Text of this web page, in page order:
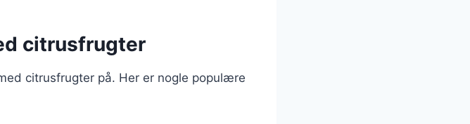
citrusfrugter
citrusfrugter på. Her er nogle populære